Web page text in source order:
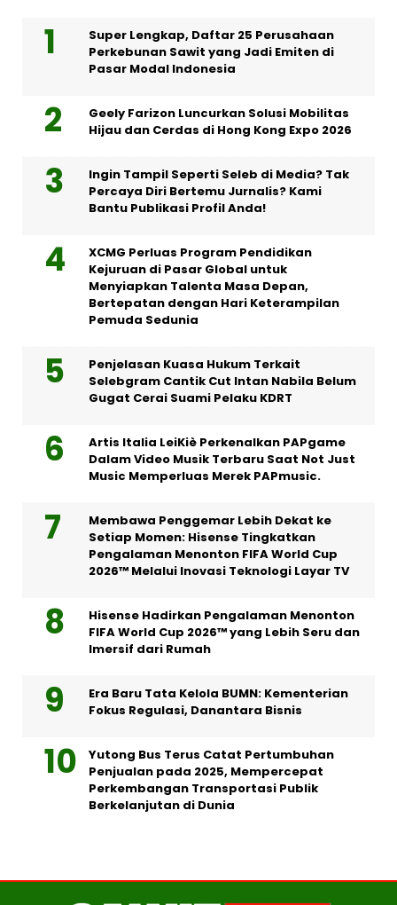
Super Lengkap, Daftar 25 Perusahaan
Perkebunan Sawit yang Jadi Emiten di
Pasar Modal Indonesia
Geely Farizon Luncurkan Solusi Mobilitas
Hijau dan Cerdas di Hong Kong Expo 2026
Ingin Tampil Seperti Seleb di Media? Tak
Percaya Diri Bertemu Jurnalis? Kami
Bantu Publikasi Profil Anda!
XCMG Perluas Program Pendidikan
Kejuruan di Pasar Global untuk
Menyiapkan Talenta Masa Depan,
Bertepatan dengan Hari Keterampilan
Pemuda Sedunia
Penjelasan Kuasa Hukum Terkait
Selebgram Cantik Cut Intan Nabila Belum
Gugat Cerai Suami Pelaku KDRT
Artis Italia LeiKiè Perkenalkan PAPgame
Dalam Video Musik Terbaru Saat Not Just
Music Memperluas Merek PAPmusic.
Membawa Penggemar Lebih Dekat ke
Setiap Momen: Hisense Tingkatkan
Pengalaman Menonton FIFA World Cup
2026™ Melalui Inovasi Teknologi Layar TV
Hisense Hadirkan Pengalaman Menonton
FIFA World Cup 2026™ yang Lebih Seru dan
Imersif dari Rumah
Era Baru Tata Kelola BUMN: Kementerian
Fokus Regulasi, Danantara Bisnis
Yutong Bus Terus Catat Pertumbuhan
Penjualan pada 2025, Mempercepat
Perkembangan Transportasi Publik
Berkelanjutan di Dunia